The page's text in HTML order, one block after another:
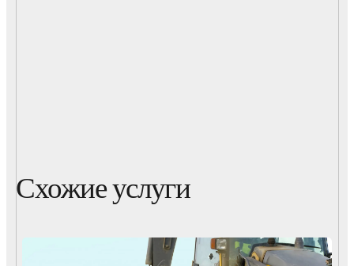
Схожие услуги